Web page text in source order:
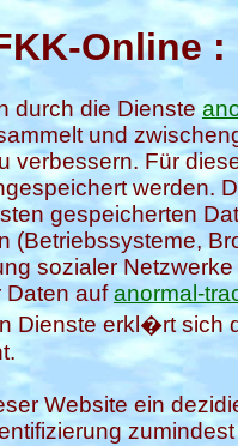
Online
durch die Dienste
und
verbessern. Für
werden.
gespeicherten
(Betriebssysteme,
sozialer
Daten aufanormal-
Dienste erkl�rt sich
Website ein